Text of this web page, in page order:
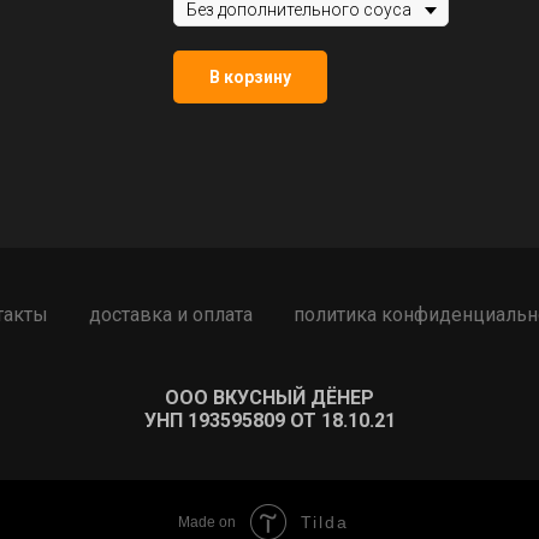
В корзину
доставка и оплата политика
ООО ВКУСНЫЙ ДЁНЕР
УНП 193595809 ОТ 18.10.21
Made on Tilda